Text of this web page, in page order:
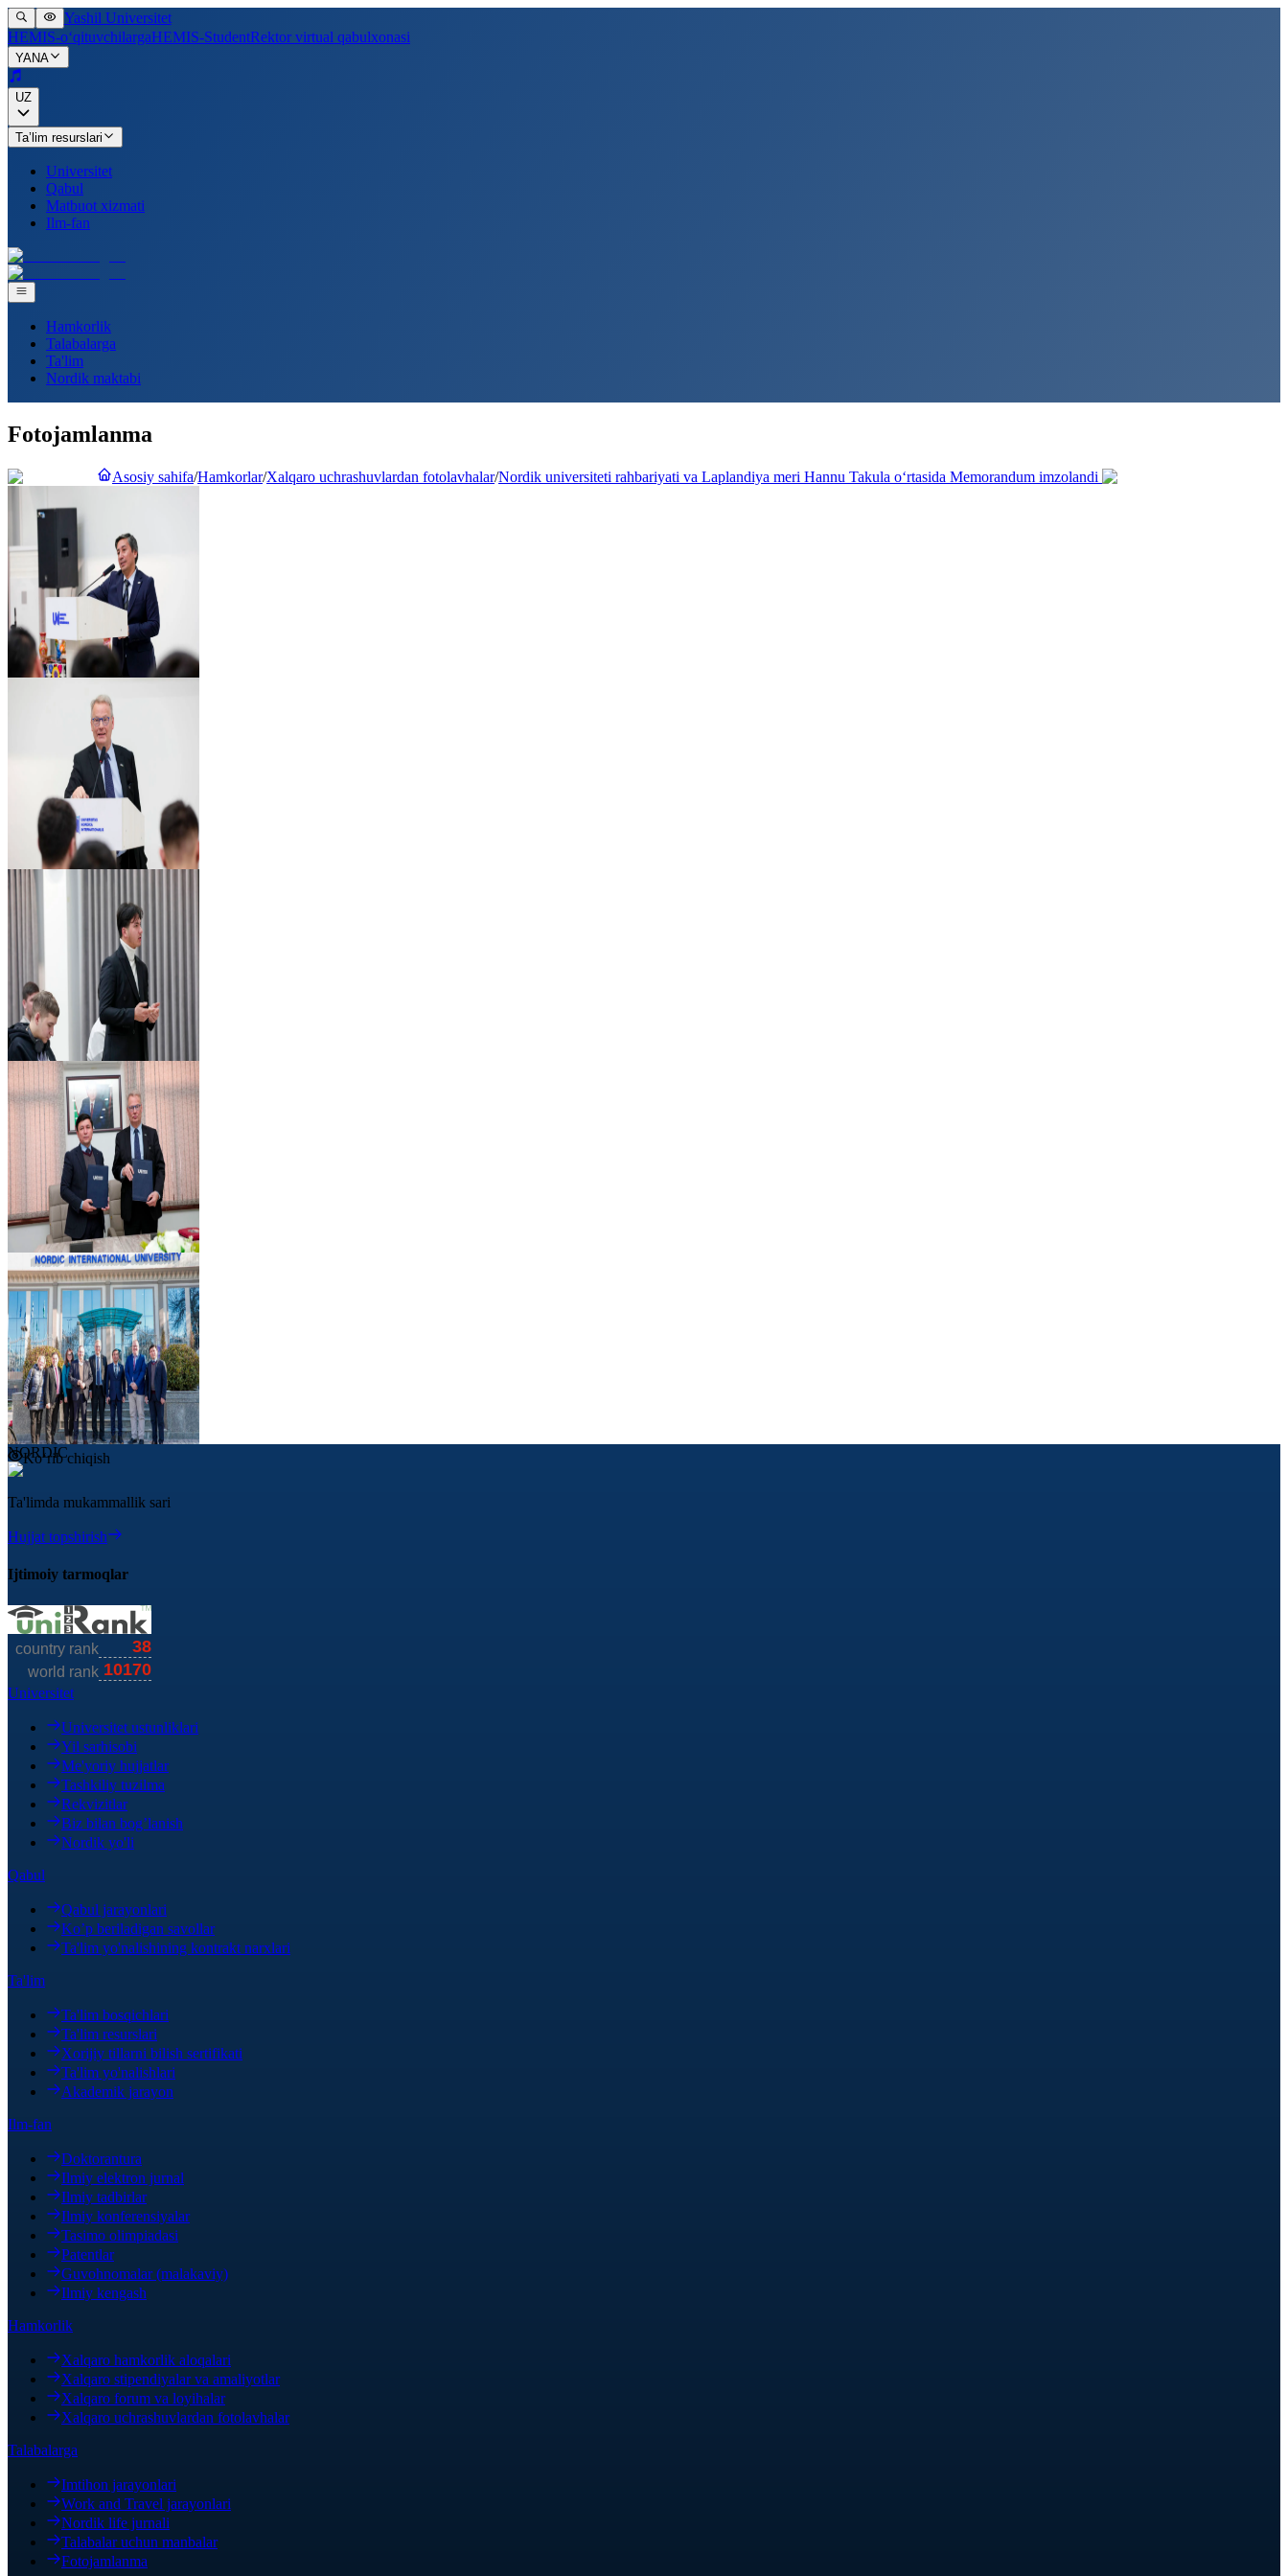
Yashil Universitet
HEMIS-o‘qituvchilargaHEMIS-StudentRektor virtual qabulxonasi
YANA
UZ
Ta’lim resurslari
Universitet
Qabul
Matbuot xizmati
Ilm-fan
Hamkorlik
Talabalarga
Ta'lim
Nordik maktabi
Fotojamlanma
Asosiy sahifa/Hamkorlar/Xalqaro uchrashuvlardan fotolavhalar/Nordik universiteti rahbariyati va Laplandiya meri Hannu Takula o‘rtasida Memorandum imzolandi
Ko‘rib chiqish
Ko‘rib chiqish
Ko‘rib chiqish
Ko‘rib chiqish
Ko‘rib chiqish
NORDIC
Ta'limda mukammallik sari
Hujjat topshirish
Ijtimoiy tarmoqlar
Universitet
Universitet ustunliklari
Yil sarhisobi
Me'yoriy hujjatlar
Tashkiliy tuzilma
Rekvizitlar
Biz bilan bog’lanish
Nordik yo'li
Qabul
Qabul jarayonlari
Ko’p beriladigan savollar
Ta'lim yo'nalishining kontrakt narxlari
Ta'lim
Ta'lim bosqichlari
Ta'lim resurslari
Xorijiy tillarni bilish sertifikati
Ta'lim yo'nalishlari
Akademik jarayon
Ilm-fan
Doktorantura
Ilmiy elektron jurnal
Ilmiy tadbirlar
Ilmiy konferensiyalar
Tasimo olimpiadasi
Patentlar
Guvohnomalar (malakaviy)
Ilmiy kengash
Hamkorlik
Xalqaro hamkorlik aloqalari
Xalqaro stipendiyalar va amaliyotlar
Xalqaro forum va loyihalar
Xalqaro uchrashuvlardan fotolavhalar
Talabalarga
Imtihon jarayonlari
Work and Travel jarayonlari
Nordik life jurnali
Talabalar uchun manbalar
Fotojamlanma